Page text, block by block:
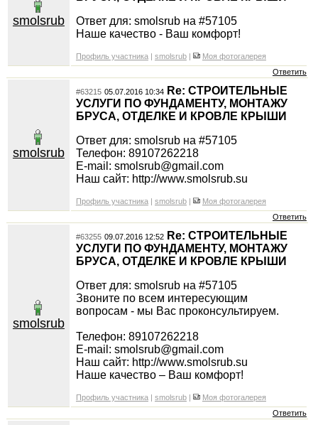
smolsrub
Ответ для: smolsrub на #57105
Наше качество - Ваш комфорт!
Профиль участника| smolsrub|
Моя фотогалерея
Ответить
smolsrub
#63215 05.07.2016 10:34Re: СТРОИТЕЛЬНЫЕ
УСЛУГИ ПО ФУНДАМЕНТУ, МОНТАЖУ
БРУСА, ОТДЕЛКЕ И КРОВЛЕ КРЫШИ
Ответ для: smolsrub на #57105
Телефон: 89107262218
E-mail: smolsrub@gmail.com
Наш сайт: http://www.smolsrub.su
Профиль участника| smolsrub|
Моя фотогалерея
Ответить
smolsrub
#63255 09.07.2016 12:52Re: СТРОИТЕЛЬНЫЕ
УСЛУГИ ПО ФУНДАМЕНТУ, МОНТАЖУ
БРУСА, ОТДЕЛКЕ И КРОВЛЕ КРЫШИ
Ответ для: smolsrub на #57105
Звоните по всем интересующим
вопросам - мы Вас проконсультируем.
Телефон: 89107262218
E-mail: smolsrub@gmail.com
Наш сайт: http://www.smolsrub.su
Наше качество – Ваш комфорт!
Профиль участника| smolsrub|
Моя фотогалерея
Ответить